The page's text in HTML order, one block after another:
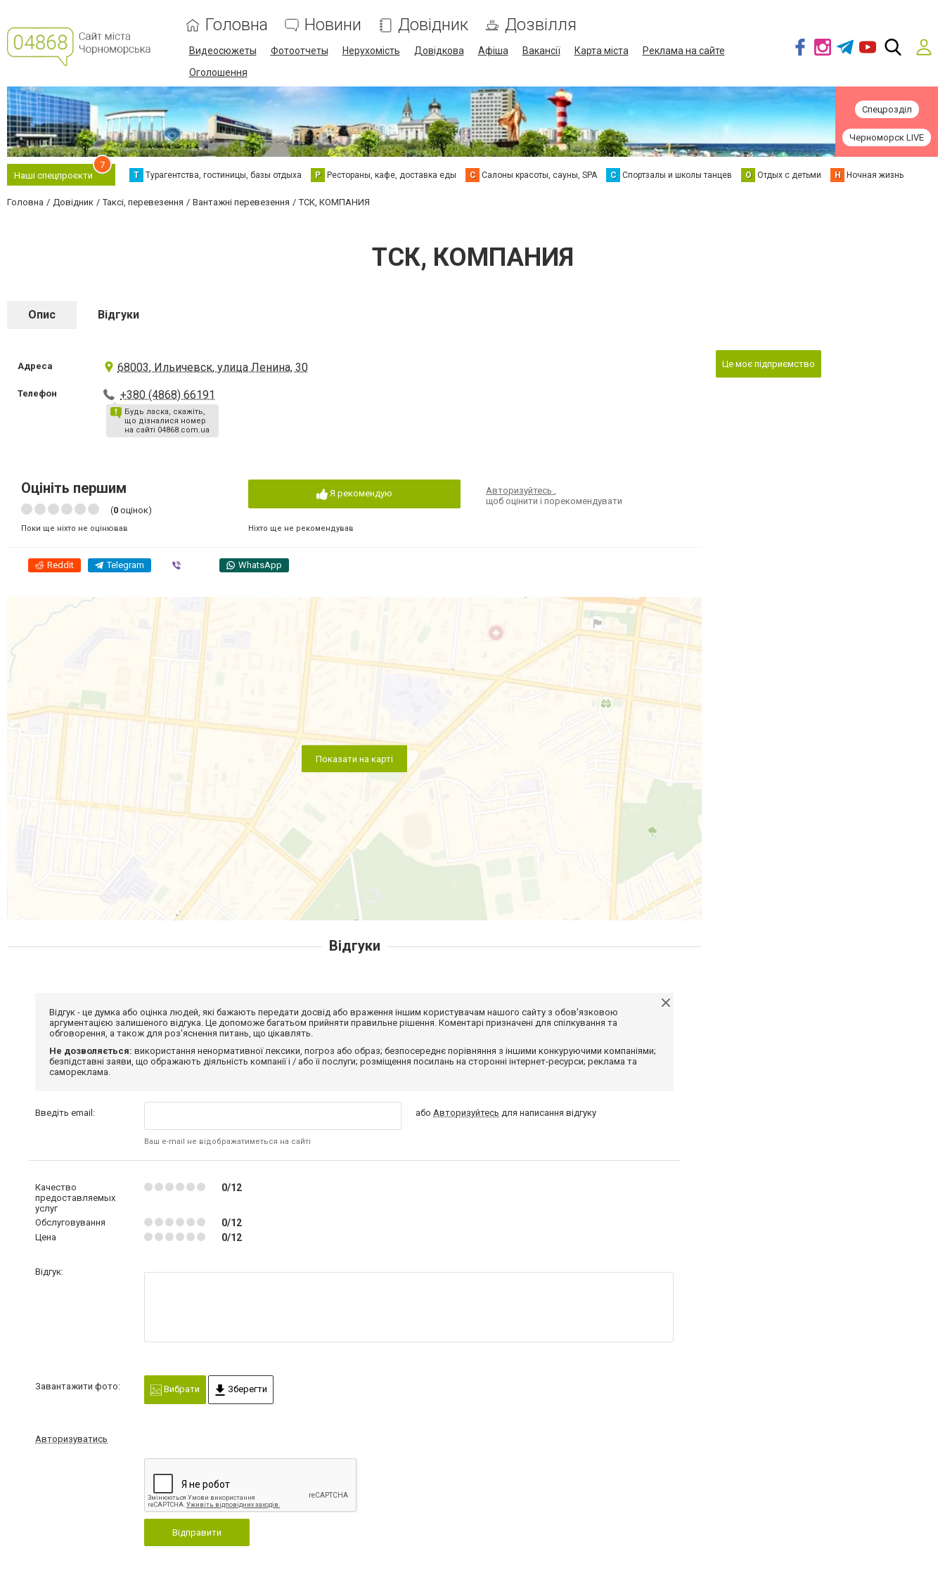
Головна Новини Довідник Дозвілля
Видеосюжеты Фотоотчеты Нерухомість Довідкова Афіша Вакансії Карта міста
Реклама на сайте
Оголошення
Спецрозділ
Черноморск LIVE
Наші спецпроєкти
7
Т Турагентства, гостиницы, базы отдыха Р Рестораны, кафе, доставка еды С Салоны красоты, сауны, SPA С Спортзалы и школы танцев О Отдых с детьми Н Ночная жизнь
Головна Довідник Таксі, перевезення Вантажні перевезення ТСК, КОМПАНИЯ
ТСК, КОМПАНИЯ
Опис Відгуки
Адреса 68003, Ильичевск, улица Ленина, 30
Телефон +380 (4868) 66191
Будь ласка, скажіть,
що дізналися номер
на сайті 04868.com.ua
Оцініть першим
(0 оцінок)
Поки ще ніхто не оцінював
Я рекомендую
Ніхто ще не рекомендував
Авторизуйтесь,
щоб оцінити і порекомендувати
Reddit Telegram WhatsApp
Показати на карті
Це моє підприємство
Відгуки
Відгук - це думка або оцінка людей, які бажають передати досвід або враження іншим користувачам нашого сайту з обов'язковою
аргументацією залишеного відгука. Це допоможе багатьом прийняти правильне рішення. Коментарі призначені для спілкування та
обговорення, а також для роз'яснення питань, що цікавлять.
Не дозволяється: використання ненормативної лексики, погроз або образ; безпосереднє порівняння з іншими конкуруючими компаніями;
безпідставні заяви, що ображають діяльність компанії і / або її послуги; розміщення посилань на сторонні інтернет-ресурси; реклама та
самореклама.
Введіть email:
Ваш e-mail не відображатиметься на сайті
абоАвторизуйтесь для написання відгуку
Качество
предоставляемых
услуг
0/12
Обслуговування 0/12
Цена 0/12
Відгук:
Завантажити фото: Вибрати Зберегти
Авторизуватись
Відправити